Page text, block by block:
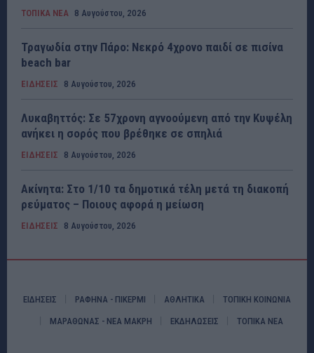
ΤΟΠΙΚΑ ΝΕΑ 8 Αυγούστου, 2026
Τραγωδία στην Πάρο: Νεκρό 4χρονο παιδί σε πισίνα
beach bar
ΕΙΔΗΣΕΙΣ 8 Αυγούστου, 2026
Λυκαβηττός: Σε 57χρονη αγνοούμενη από την Κυψέλη
ανήκει η σορός που βρέθηκε σε σπηλιά
ΕΙΔΗΣΕΙΣ 8 Αυγούστου, 2026
Ακίνητα: Στο 1/10 τα δημοτικά τέλη μετά τη διακοπή
ρεύματος – Ποιους αφορά η μείωση
ΕΙΔΗΣΕΙΣ 8 Αυγούστου, 2026
ΕΙΔΗΣΕΙΣ ΡΑΦΗΝΑ - ΠΙΚΕΡΜΙ ΑΘΛΗΤΙΚΑ ΤΟΠΙΚΗ ΚΟΙΝΩΝΙΑ
ΜΑΡΑΘΩΝΑΣ - ΝΕΑ ΜΑΚΡΗ ΕΚΔΗΛΩΣΕΙΣ ΤΟΠΙΚΑ ΝΕΑ